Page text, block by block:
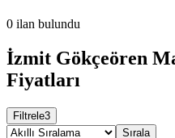
0 ilan bulundu
İzmit Gökçeören
Fiyatları
Filtrele3
Sırala